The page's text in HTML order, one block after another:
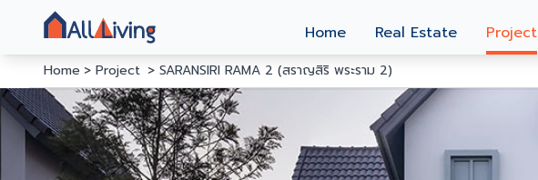
Home Real Estate Project
Home Project SARANSIRI RAMA 2 (สราญสิริ พระราม 2)